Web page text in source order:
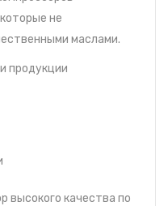
не
маслами.
продукции
высокого качества по